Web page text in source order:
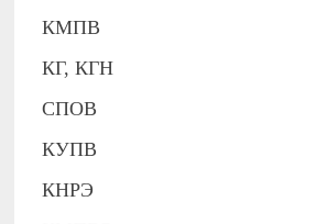
КМПВ
КГ, КГН
СПОВ
КУПВ
КНРЭ